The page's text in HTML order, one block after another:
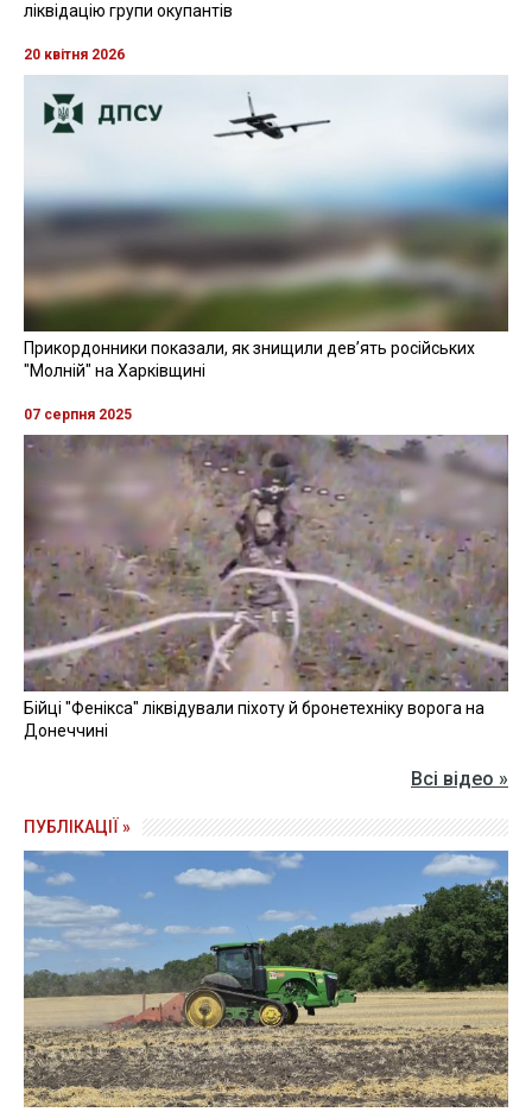
ліквідацію групи окупантів
20 квітня 2026
Прикордонники показали, як знищили девʼять російських
"Молній" на Харківщині
07 серпня 2025
Бійці "Фенікса" ліквідували піхоту й бронетехніку ворога на
Донеччині
Всі відео »
ПУБЛІКАЦІЇ »